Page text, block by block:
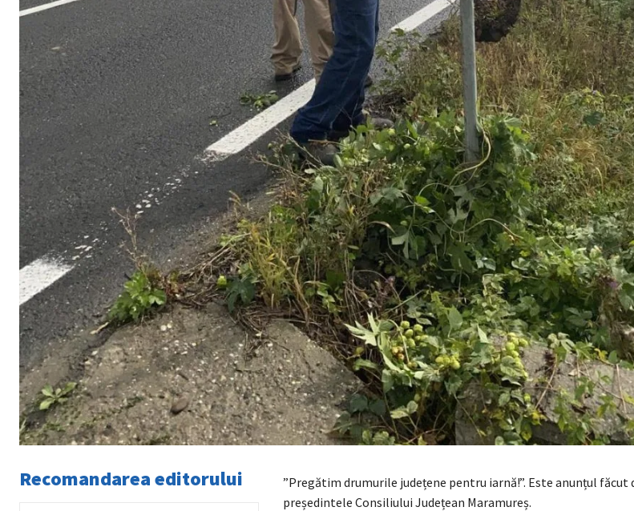
Recomandarea editorului
”Pregătim drumurile județene pentru iarnă!”. Este anunțul făcut
președintele Consiliului Județean Maramureș.